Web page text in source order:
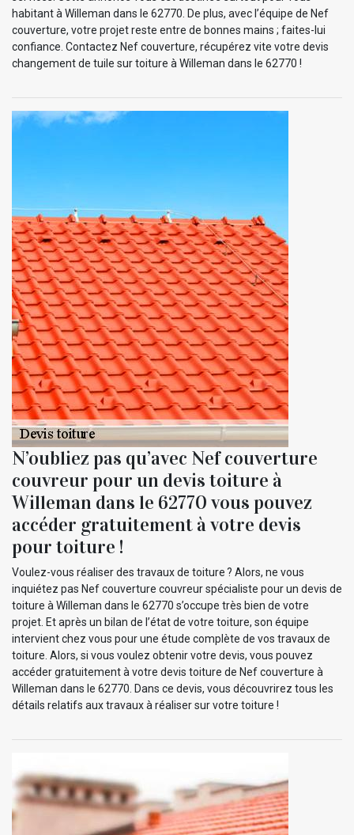
habitant à Willeman dans le 62770. De plus, avec l’équipe de Nef
couverture, votre projet reste entre de bonnes mains ; faites-lui
confiance. Contactez Nef couverture, récupérez vite votre devis
changement de tuile sur toiture à Willeman dans le 62770 !
N’oubliez pas qu’avec Nef couverture
couvreur pour un devis toiture à
Willeman dans le 62770 vous pouvez
accéder gratuitement à votre devis
pour toiture !
Voulez-vous réaliser des travaux de toiture ? Alors, ne vous
inquiétez pas Nef couverture couvreur spécialiste pour un devis de
toiture à Willeman dans le 62770 s’occupe très bien de votre
projet. Et après un bilan de l’état de votre toiture, son équipe
intervient chez vous pour une étude complète de vos travaux de
toiture. Alors, si vous voulez obtenir votre devis, vous pouvez
accéder gratuitement à votre devis toiture de Nef couverture à
Willeman dans le 62770. Dans ce devis, vous découvrirez tous les
détails relatifs aux travaux à réaliser sur votre toiture !